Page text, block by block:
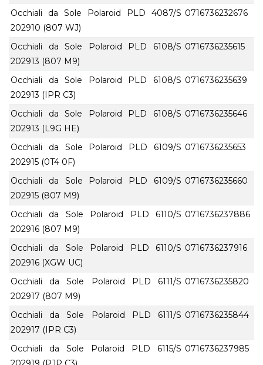
Occhiali da Sole Polaroid PLD 4087/S
202910 (807 WJ)
0716736232676
Occhiali da Sole Polaroid PLD 6108/S
202913 (807 M9)
0716736235615
Occhiali da Sole Polaroid PLD 6108/S
202913 (IPR C3)
0716736235639
Occhiali da Sole Polaroid PLD 6108/S
202913 (L9G HE)
0716736235646
Occhiali da Sole Polaroid PLD 6109/S
202915 (0T4 0F)
0716736235653
Occhiali da Sole Polaroid PLD 6109/S
202915 (807 M9)
0716736235660
Occhiali da Sole Polaroid PLD 6110/S
202916 (807 M9)
0716736237886
Occhiali da Sole Polaroid PLD 6110/S
202916 (XGW UC)
0716736237916
Occhiali da Sole Polaroid PLD 6111/S
202917 (807 M9)
0716736235820
Occhiali da Sole Polaroid PLD 6111/S
202917 (IPR C3)
0716736235844
Occhiali da Sole Polaroid PLD 6115/S 0716736237985